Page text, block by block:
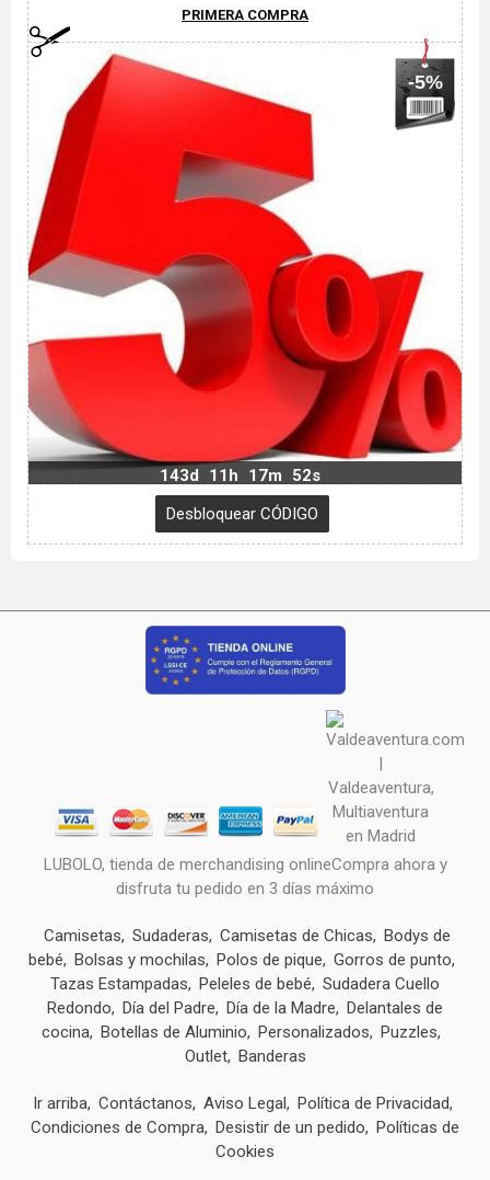
PRIMERA COMPRA
-5%
143d 11h 17m 51s
LUBOLO, tienda de merchandising onlineCompra ahora y
disfruta tu pedido en 3 días máximo
Camisetas Sudaderas Camisetas de Chicas
Bodys de
bebé
Bolsas y mochilas Polos de pique
Gorros de punto
Tazas Estampadas
Peleles de bebé
Sudadera Cuello
Redondo
Día del Padre Día de la Madre
Delantales de
cocina Botellas de Aluminio Personalizados
Puzzles
Outlet Banderas
Ir arriba Contáctanos Aviso Legal
Política de Privacidad
Condiciones de Compra Desistir de un pedido
Políticas de
Cookies